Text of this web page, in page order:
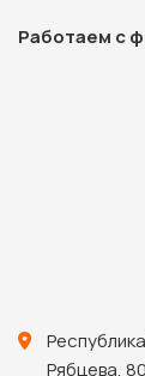
Работаем с
Рябцева,